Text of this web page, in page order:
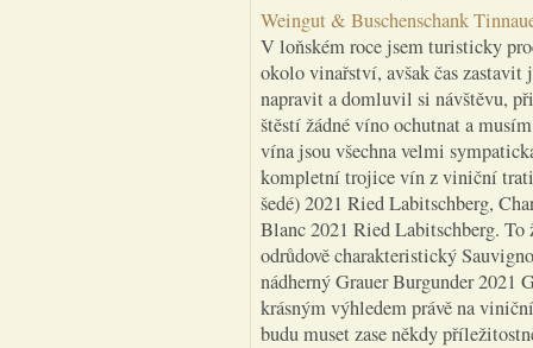
Weingut & Buschenschank
V loňském roce jsem turisticky
okolo vinařství, avšak čas zastavit
napravit a domluvil si návštěvu,
štěstí žádné víno ochutnat a
vína jsou všechna velmi
kompletní trojice vín z viniční trati
šedé) 2021 Ried Labitschberg,
Blanc 2021 Ried Labitschberg.
odrůdově charakteristický
nádherný Grauer Burgunder
krásným výhledem právě na
budu muset zase někdy